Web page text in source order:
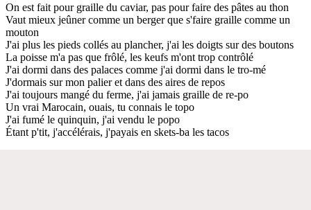
On est fait pour graille du caviar, pas pour faire des pâtes au thon
Vaut mieux jeûner comme un berger que s'faire graille comme un
mouton
J'ai plus les pieds collés au plancher, j'ai les doigts sur des boutons
La poisse m'a pas que frôlé, les keufs m'ont trop contrôlé
J'ai dormi dans des palaces comme j'ai dormi dans le tro-mé
J'dormais sur mon palier et dans des aires de repos
J'ai toujours mangé du ferme, j'ai jamais graille de re-po
Un vrai Marocain, ouais, tu connais le topo
J'ai fumé le quinquin, j'ai vendu le popo
Étant p'tit, j'accélérais, j'payais en skets-ba les tacos